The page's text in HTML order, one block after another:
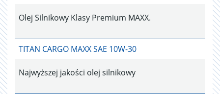
Olej Silnikowy Klasy Premium MAXX.
TITAN CARGO MAXX SAE 10W-30
Najwyższej jakości olej silnikowy